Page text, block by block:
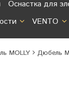
Оснастка для
VENTO
MOLLY Дюбель